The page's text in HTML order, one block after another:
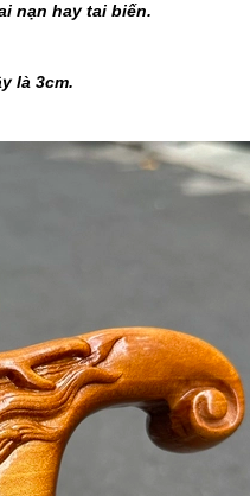
nạn hay tai biến.
là 3cm.